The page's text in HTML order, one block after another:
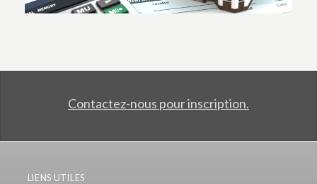
Contactez-nous pour inscription.
LIENS UTILES